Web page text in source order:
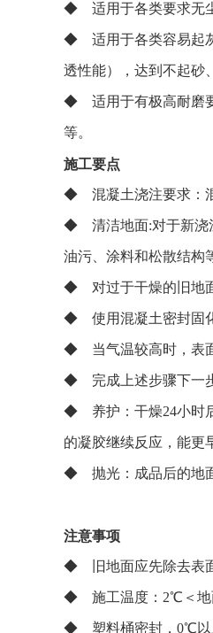
◆ 适用于各类要求无尘
◆ 适用于各类容易起灰
透性能），达到不起砂
◆ 适用于有极高耐磨要
等。
施工要点
◆ 混凝土浇注要求：混
◆ 清洁地面:对于新浇
油污、涂料和松散结构
◆ 对过于干燥的旧地面
◆ 使用混凝土密封固化
◆ 当气温较高时，表面
◆ 完成上述步骤下一步
◆ 养护：干燥24小时后
的凝胶继续反应，能更
◆ 抛光：成品后的地面
注意事项
◆ 旧地面应先除去表面
◆ 施工温度：2℃＜地
◆ 塑料桶密封，0℃以